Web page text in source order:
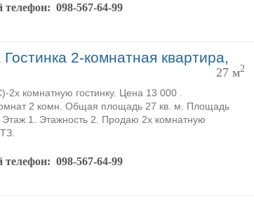
телефон: 098-567-64-99
2-комнатная квартира,
27 м2
комнатную гостинку. Цена 13 000 .
2 комн. Общая площадь 27 кв. м. Площадь
Этаж 1. Этажность 2. Продаю 2х комнатную
телефон: 098-567-64-99